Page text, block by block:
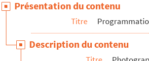
4-TEP-015-090. Jacques Marin
8-TEP-015-399. André Nisak
8-TEP-015-400. Yves Marmey
8-TEP-015-401. André Nisak
Présentation du contenu
Titre
Description du contenu